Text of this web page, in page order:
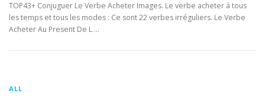
TOP43+ Conjuguer Le Verbe Acheter Images. Le verbe acheter à tous
les temps et tous les modes : Ce sont 22 verbes irréguliers. Le Verbe
Acheter Au Present De L …
ALL